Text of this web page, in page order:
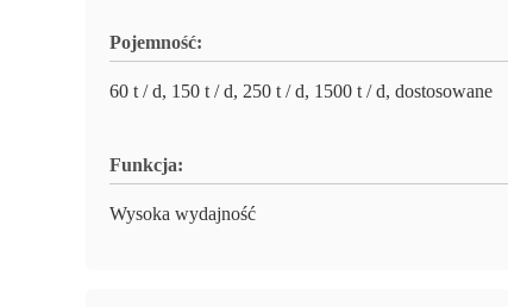
Pojemność:
60 t / d, 150 t / d, 250 t / d, 1500 t / d, dostosowane
Funkcja:
Wysoka wydajność